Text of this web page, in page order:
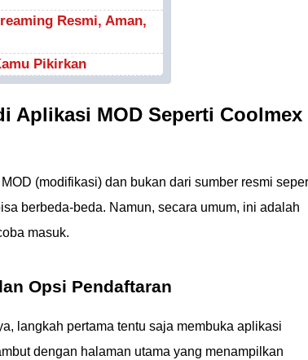
Resmi, Aman,
Pikirkan
Aplikasi MOD Seperti Coolmex
(modifikasi) dan bukan dari sumber resmi
berbeda-beda. Namun, secara umum, ini adalah
masuk.
Opsi Pendaftaran
langkah pertama tentu saja membuka aplikasi
dengan halaman utama yang menampilkan